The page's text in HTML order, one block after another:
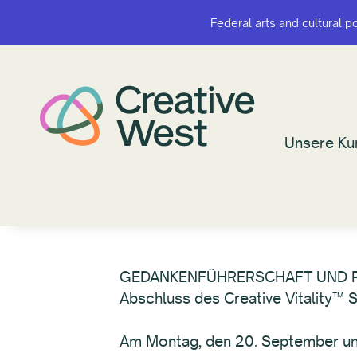
Federal arts and cultural
Unsere
Federal arts and cultural
Unsere
GEDANKENFÜHRERSCHAFT
Abschluss des Creative Vitality™
Am Montag, den 20. September